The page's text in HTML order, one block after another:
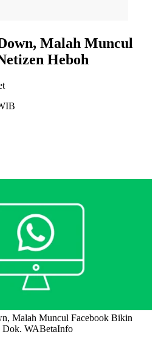
Malah Muncul
Heboh
Malah Muncul Facebook Bikin
Dok. WABetaInfo